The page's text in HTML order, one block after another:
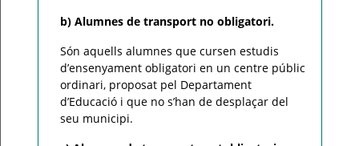
b) Alumnes de transport no obligatori.
Són aquells alumnes que cursen estudis
d’ensenyament obligatori en un centre públic
ordinari, proposat pel Departament
d’Educació i que no s’han de desplaçar del
seu municipi.